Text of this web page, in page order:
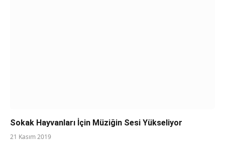
Sokak Hayvanları İçin Müziğin Sesi Yükseliyor
21 Kasım 2019